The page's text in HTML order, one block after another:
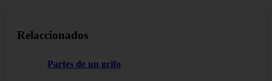
Relaccionados
Partes de un grifo